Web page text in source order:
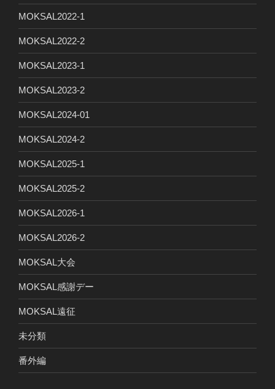
MOKSAL2022-1
MOKSAL2022-2
MOKSAL2023-1
MOKSAL2023-2
MOKSAL2024-01
MOKSAL2024-2
MOKSAL2025-1
MOKSAL2025-2
MOKSAL2026-1
MOKSAL2026-2
MOKSAL大会
MOKSAL感謝デー
MOKSAL遠征
未分類
番外編